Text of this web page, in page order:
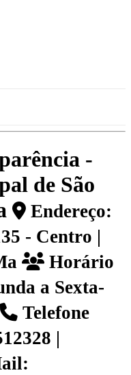
-
de São
Endereço:
- Centro |
Horário
a Sexta-
Telefone
|